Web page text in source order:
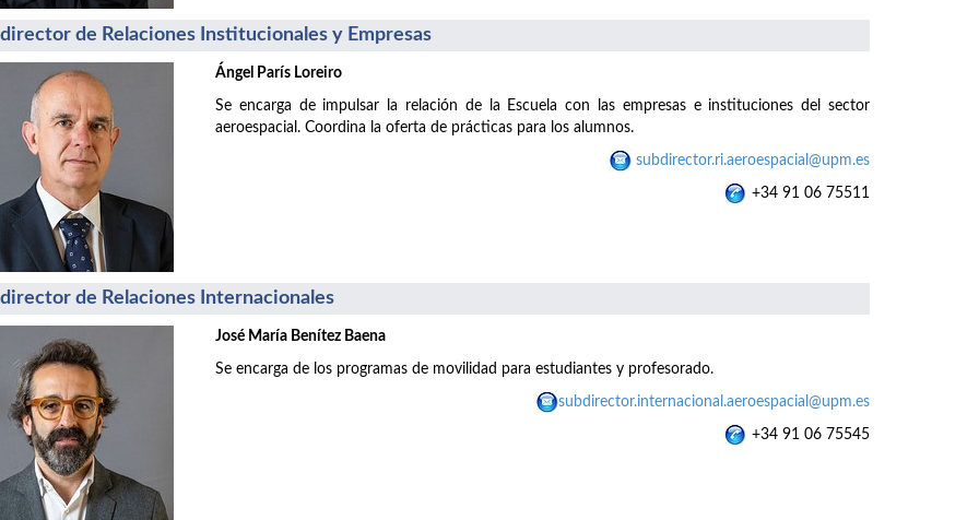
de Relaciones Institucionales y Empresas
Ángel París Loreiro
Se encarga de impulsar la relación de la Escuela con las empresas e instituciones del sector
aeroespacial. Coordina la oferta de prácticas para los alumnos.
subdirector.ri.aeroespacial@upm.es
+34 91 06 75511
de Relaciones Internacionales
José María Benítez Baena
Se encarga de los programas de movilidad para estudiantes y profesorado.
subdirector.internacional.aeroespacial@upm.es
+34 91 06 75545